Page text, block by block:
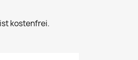
kostenfrei.